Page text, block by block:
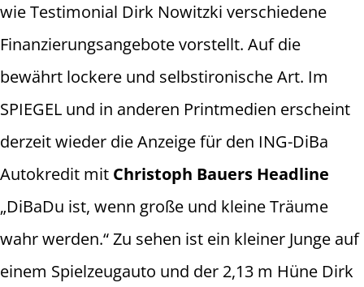
wie Testimonial Dirk Nowitzki verschiedene
Finanzierungsangebote vorstellt. Auf die
bewährt lockere und selbstironische Art. Im
SPIEGEL und in anderen Printmedien erscheint
derzeit wieder die Anzeige für den ING-DiBa
Autokredit mit Christoph Bauers Headline
„DiBaDu ist, wenn große und kleine Träume
wahr werden.“ Zu sehen ist ein kleiner Junge auf
einem Spielzeugauto und der 2,13 m Hüne Dirk